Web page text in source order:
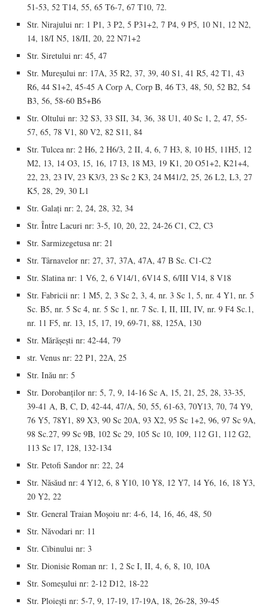
51-53, 52 T14, 55, 65 T6-7, 67 T10, 72.
Str. Nirajului nr: 1 P1, 3 P2, 5 P31+2, 7 P4, 9 P5, 10 N1, 12 N2,
14, 18/I N5, 18/II, 20, 22 N71+2
Str. Siretului nr: 45, 47
Str. Mureșului nr: 17A, 35 R2, 37, 39, 40 S1, 41 R5, 42 T1, 43
R6, 44 S1+2, 45-45 A Corp A, Corp B, 46 T3, 48, 50, 52 B2, 54
B3, 56, 58-60 B5+B6
Str. Oltului nr: 32 S3, 33 SII, 34, 36, 38 U1, 40 Sc 1, 2, 47, 55-
57, 65, 78 V1, 80 V2, 82 S11, 84
Str. Tulcea nr: 2 H6, 2 H6/3, 2 II, 4, 6, 7 H3, 8, 10 H5, 11H5, 12
M2, 13, 14 O3, 15, 16, 17 I3, 18 M3, 19 K1, 20 O51+2, K21+4,
22, 23, 23 IV, 23 K3/3, 23 Sc 2 K3, 24 M41/2, 25, 26 L2, L3, 27
K5, 28, 29, 30 L1
Str. Galați nr: 2, 24, 28, 32, 34
Str. Între Lacuri nr: 3-5, 10, 20, 22, 24-26 C1, C2, C3
Str. Sarmizegetusa nr: 21
Str. Târnavelor nr: 27, 37, 37A, 47A, 47 B Sc. C1-C2
Str. Slatina nr: 1 V6, 2, 6 V14/1, 6V14 S, 6/III V14, 8 V18
Str. Fabricii nr: 1 M5, 2, 3 Sc 2, 3, 4, nr. 3 Sc 1, 5, nr. 4 Y1, nr. 5
Sc. B5, nr. 5 Sc 4, nr. 5 Sc 1, nr. 7 Sc. I, II, III, IV, nr. 9 F4 Sc.1,
nr. 11 F5, nr. 13, 15, 17, 19, 69-71, 88, 125A, 130
Str. Mărășești nr: 42-44, 79
str. Venus nr: 22 P1, 22A, 25
Str. Inău nr: 5
Str. Dorobanților nr: 5, 7, 9, 14-16 Sc A, 15, 21, 25, 28, 33-35,
39-41 A, B, C, D, 42-44, 47/A, 50, 55, 61-63, 70Y13, 70, 74 Y9,
76 Y5, 78Y1, 89 X3, 90 Sc 20A, 93 X2, 95 Sc 1+2, 96, 97 Sc 9A,
98 Sc.27, 99 Sc 9B, 102 Sc 29, 105 Sc 10, 109, 112 G1, 112 G2,
113 Sc 17, 128, 132-134
Str. Petofi Sandor nr: 22, 24
Str. Năsăud nr: 4 Y12, 6, 8 Y10, 10 Y8, 12 Y7, 14 Y6, 16, 18 Y3,
20 Y2, 22
Str. General Traian Moșoiu nr: 4-6, 14, 16, 46, 48, 50
Str. Năvodari nr: 11
Str. Cibinului nr: 3
Str. Dionisie Roman nr: 1, 2 Sc I, II, 4, 6, 8, 10, 10A
Str. Someșului nr: 2-12 D12, 18-22
Str. Ploiești nr: 5-7, 9, 17-19, 17-19A, 18, 26-28, 39-45